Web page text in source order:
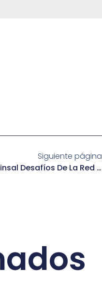
Siguiente página
Alcaldes Abordan Con Minsal Desafíos De La Red De Salud Y Avances En Proyecto De Nuevo Hospital